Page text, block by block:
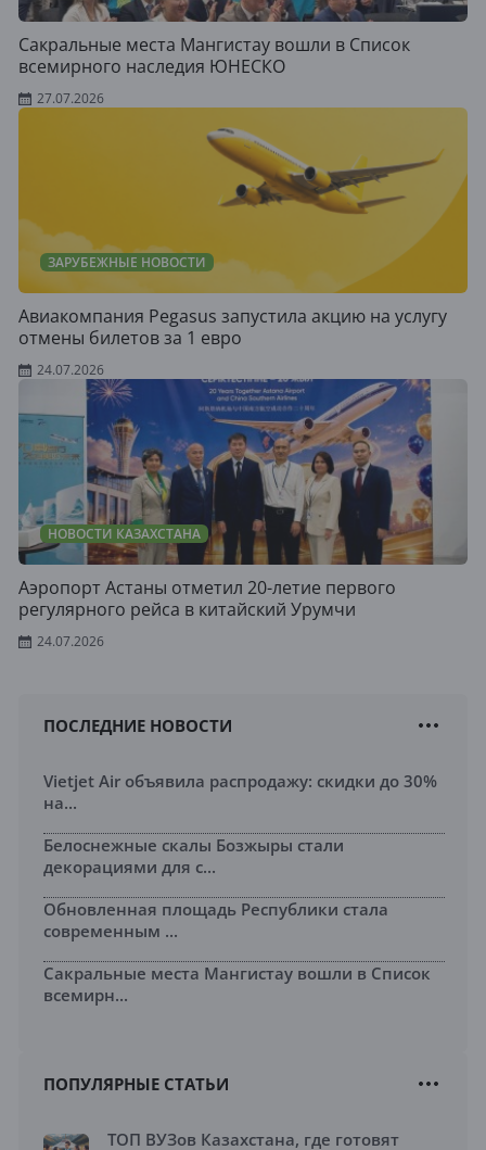
Сакральные места Мангистау вошли в Список
всемирного наследия ЮНЕСКО
27.07.2026
ЗАРУБЕЖНЫЕ НОВОСТИ
Авиакомпания Pegasus запустила акцию на услугу
отмены билетов за 1 евро
24.07.2026
НОВОСТИ КАЗАХСТАНА
Аэропорт Астаны отметил 20-летие первого
регулярного рейса в китайский Урумчи
24.07.2026
ПОСЛЕДНИЕ НОВОСТИ
Vietjet Air объявила распродажу: скидки до 30%
на...
Белоснежные скалы Бозжыры стали
декорациями для с...
Обновленная площадь Республики стала
современным ...
Сакральные места Мангистау вошли в Список
всемирн...
ПОПУЛЯРНЫЕ СТАТЬИ
ТОП ВУЗов Казахстана, где готовят